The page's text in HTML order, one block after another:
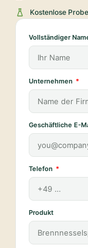
Kostenlose
Vollständiger
Unternehmen
Geschäftliche E-
Telefon
Produkt